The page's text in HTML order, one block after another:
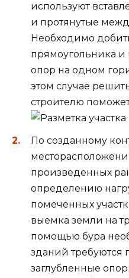
используют
и протянутые
Необходимо
прямоугольника
опор на одном
этом случае
строителю
По созданному
произведенных
определению
помеченных
выемка земли на
помощью бура
зданий требуются
заглубленные